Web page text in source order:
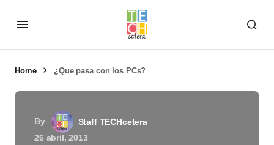
Home ¿Que pasa con los PCs?
By
Staff TECHcetera
26 abril, 2013